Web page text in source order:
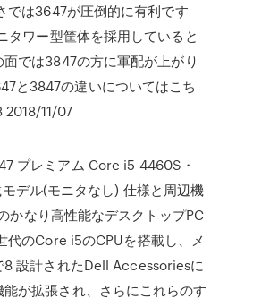
では3647が圧倒的に有利です
タワー型筐体を採用していると
では3847の方に軍配が上がり
と3847の違いについてはこち
2018/11/07
プレミアム Core i5 4460S・
デル(モニタなし) 仕様と周辺機
かなり高性能なデスクトップPC
代のCore i5のCPUを搭載し、メ
8 設計されたDell Accessoriesに
が拡張され、さらにこれらのす